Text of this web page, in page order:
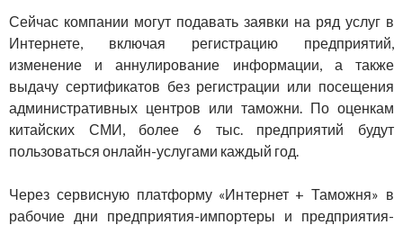
Сейчас компании могут подавать заявки на ряд услуг в
Интернете, включая регистрацию предприятий,
изменение и аннулирование информации, а также
выдачу сертификатов без регистрации или посещения
административных центров или таможни. По оценкам
китайских СМИ, более 6 тыс. предприятий будут
пользоваться онлайн-услугами каждый год.
Через сервисную платформу «Интернет + Таможня» в
рабочие дни предприятия-импортеры и предприятия-